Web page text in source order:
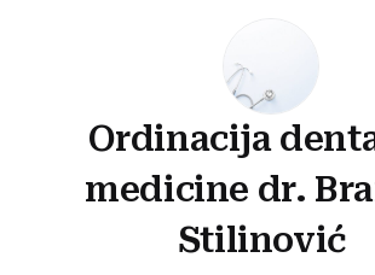
Ordinacija
medicine dr.
Stilinović